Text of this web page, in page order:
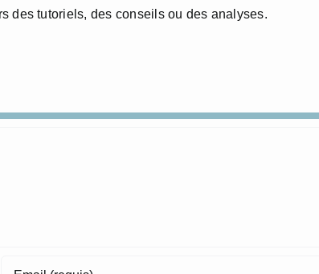
des tutoriels, des conseils ou des analyses.